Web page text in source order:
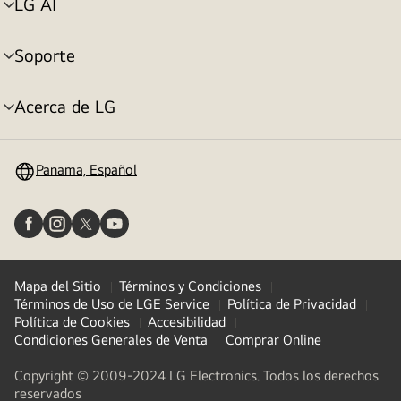
Alternar
menú
Soporte
Alternar
menú
Acerca de LG
Alternar
Panama, Español
Mapa del Sitio
Términos y Condiciones
Términos de Uso de LGE Service
Política de Privacidad
Política de Cookies
Accesibilidad
Condiciones Generales de Venta
Comprar Online
Copyright © 2009-2024 LG Electronics. Todos los derechos
reservados